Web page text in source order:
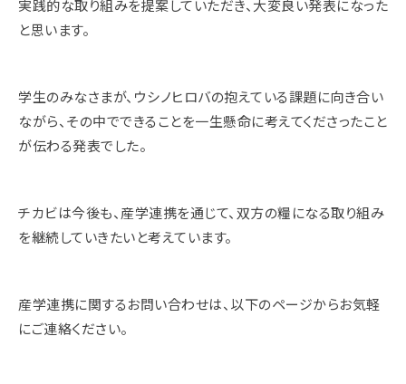
実践的な取り組みを提案していただき、大変良い発表になった
と思います。
学生のみなさまが、ウシノヒロバの抱えている課題に向き合い
ながら、その中でできることを一生懸命に考えてくださったこと
が伝わる発表でした。
チカビは今後も、産学連携を通じて、双方の糧になる取り組み
を継続していきたいと考えています。
産学連携に関するお問い合わせは、以下のページからお気軽
にご連絡ください。